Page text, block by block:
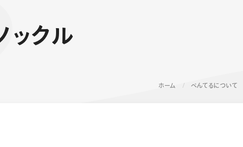
インペン オレンズ
ックル
ホーム ぺんてるについて